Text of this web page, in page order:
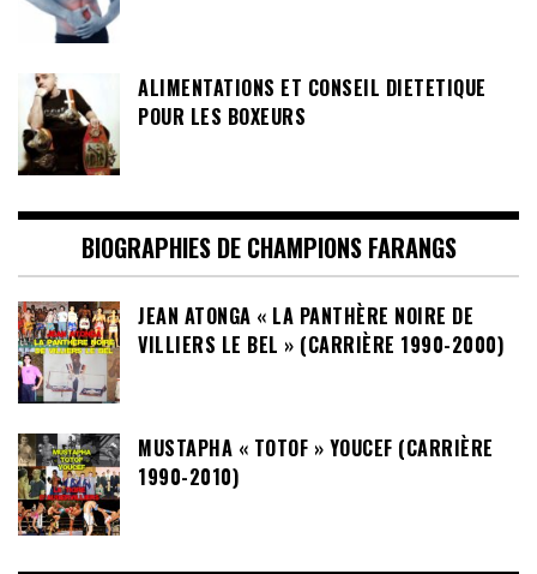
ALIMENTATIONS ET CONSEIL DIETETIQUE
POUR LES BOXEURS
BIOGRAPHIES DE CHAMPIONS FARANGS
JEAN ATONGA « LA PANTHÈRE NOIRE DE
VILLIERS LE BEL » (CARRIÈRE 1990-2000)
MUSTAPHA « TOTOF » YOUCEF (CARRIÈRE
1990-2010)